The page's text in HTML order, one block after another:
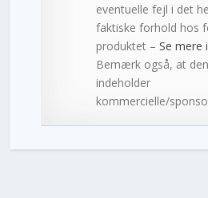
eventuelle fejl i det
faktiske forhold hos
produktet – Se mere
Bemærk også, at
indeholder
kommercielle/